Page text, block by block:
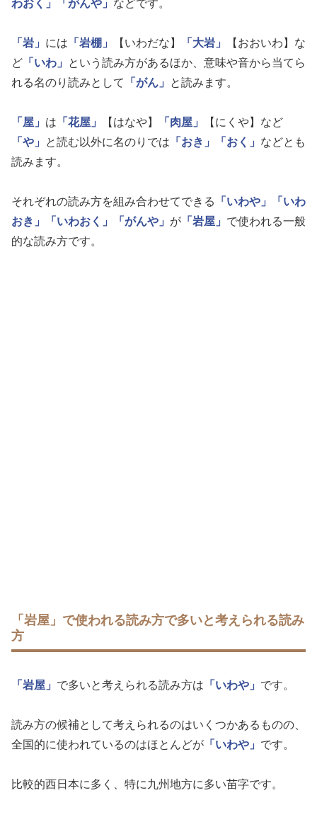
わおく」 「がんや」 などです。
「岩」 には 「岩棚」 【いわだな】 「大岩」
【おおいわ】な
ど 「いわ」
という読み方があるほか、意味や音から当てら
れる名のり読みとして
「がん」 と読みます。
「屋」 は 「花屋」 【はなや】 「肉屋」
【にくや】など
「や」
と読む以外に名のりでは 「おき」 「おく」 などとも
読みます。
それぞれの読み方を組み合わせてできる 「いわや」
「いわ
おき」
「いわおく」 「がんや」 が 「岩屋」 で使われる一般
的な読み方です。
「岩屋」で使われる読み方で多いと考えられる読み
方
「岩屋」 で多いと考えられる読み方は 「いわや」 です。
読み方の候補として考えられるのはいくつかあるものの、
全国的に使われているのはほとんどが 「いわや」 です。
比較的西日本に多く、特に九州地方に多い苗字です。